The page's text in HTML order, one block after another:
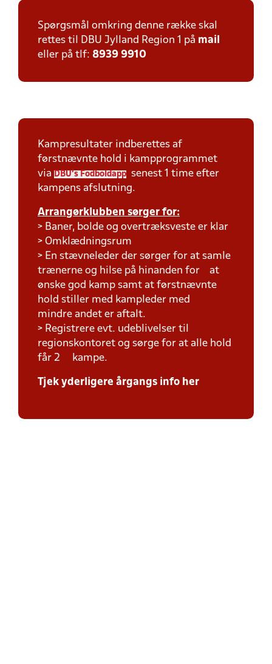
Spørgsmål omkring denne række skal
rettes til DBU Jylland Region 1 på mail
eller på tlf: 8939 9910
Kampresultater indberettes af
førstnævnte hold i kampprogrammet
via
DBU's Fodboldapp
senest 1 time efter
kampens afslutning.
Arrangørklubben sørger for:
> Baner, bolde og overtræksveste er klar
> Omklædningsrum
> En stævneleder der sørger for at samle
trænerne og hilse på hinanden for at
ønske god kamp samt at førstnævnte
hold stiller med kampleder med
mindre andet er aftalt.
> Registrere evt. udeblivelser til
regionskontoret og sørge for at alle hold
får 2 kampe.
Tjek yderligere årgangs info her